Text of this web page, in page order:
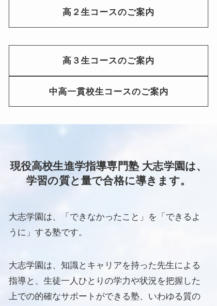
高２生コースのご案内
高３生コースのご案内
中高一貫校生コースのご案内
現役高校生進学指導専門塾 大志学園は、
学習の質と量で合格に導きます。
大志学園は、「できなかったこと」を「できるよ
うに」する塾です。
大志学園は、知識とキャリアを持った先生による
指導と、生徒一人ひとりの学力や状況を把握した
上での的確なサポートができる塾、いわゆる質の